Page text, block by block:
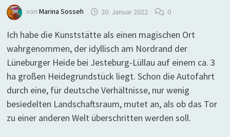
von Marina Sosseh 20. Januar 2022 0
Ich habe die Kunststätte als einen magischen Ort
wahrgenommen, der idyllisch am Nordrand der
Lüneburger Heide bei Jesteburg-Lüllau auf einem ca. 3
ha großen Heidegrundstück liegt. Schon die Autofahrt
durch eine, für deutsche Verhältnisse, nur wenig
besiedelten Landschaftsraum, mutet an, als ob das Tor
zu einer anderen Welt überschritten werden soll.